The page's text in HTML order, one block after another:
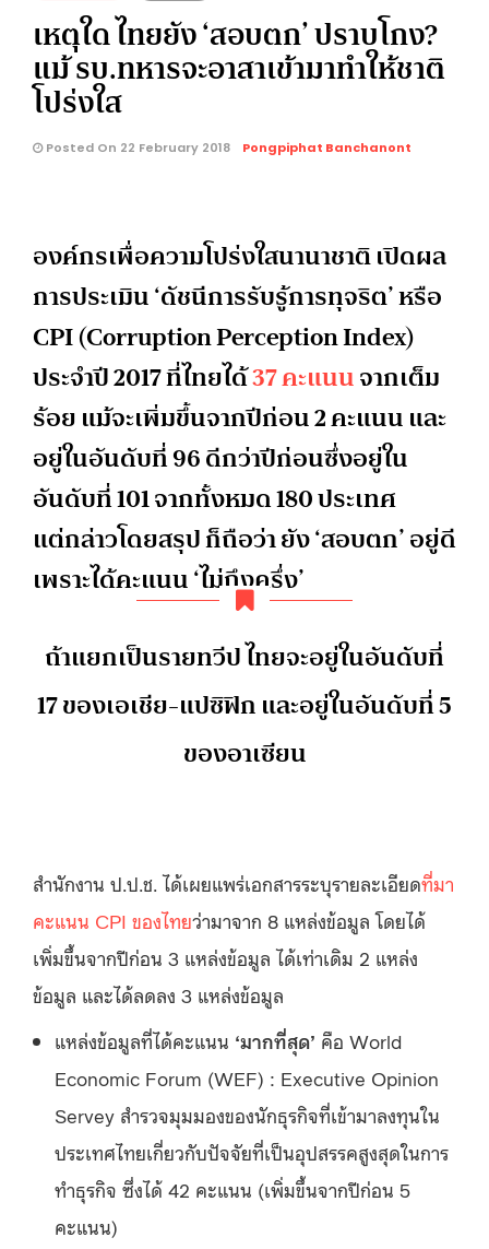
เหตุใด ไทยยัง ‘สอบตก’ ปราบโกง?
แม้ รบ.ทหารจะอาสาเข้ามาทำให้ชาติ
โปร่งใส
Posted On 22 February 2018 Pongpiphat Banchanont
องค์กรเพื่อความโปร่งใสนานาชาติ เปิดผล
การประเมิน ‘ดัชนีการรับรู้การทุจริต’ หรือ
CPI (Corruption Perception Index)
ประจำปี 2017 ที่ไทยได้37 คะแนนจากเต็ม
ร้อย แม้จะเพิ่มขึ้นจากปีก่อน 2 คะแนน และ
อยู่ในอันดับที่ 96 ดีกว่าปีก่อนซึ่งอยู่ใน
อันดับที่ 101 จากทั้งหมด 180 ประเทศ
แต่กล่าวโดยสรุป ก็ถือว่า ยัง ‘สอบตก’ อยู่ดี
เพราะได้คะแนน ‘ไม่ถึงครึ่ง’
ถ้าแยกเป็นรายทวีป ไทยจะอยู่ในอันดับที่
17 ของเอเชีย-แปซิฟิก และอยู่ในอันดับที่ 5
ของอาเซียน
สำนักงาน ป.ป.ช. ได้เผยแพร่เอกสารระบุรายละเอียดที่มา
คะแนน CPI ของไทยว่ามาจาก 8 แหล่งข้อมูล โดยได้
เพิ่มขึ้นจากปีก่อน 3 แหล่งข้อมูล ได้เท่าเดิม 2 แหล่ง
ข้อมูล และได้ลดลง 3 แหล่งข้อมูล
แหล่งข้อมูลที่ได้คะแนน ‘มากที่สุด’ คือ World
Economic Forum (WEF) : Executive Opinion
Servey สำรวจมุมมองของนักธุรกิจที่เข้ามาลงทุนใน
ประเทศไทยเกี่ยวกับปัจจัยที่เป็นอุปสรรคสูงสุดในการ
ทำธุรกิจ ซึ่งได้ 42 คะแนน (เพิ่มขึ้นจากปีก่อน 5
คะแนน)